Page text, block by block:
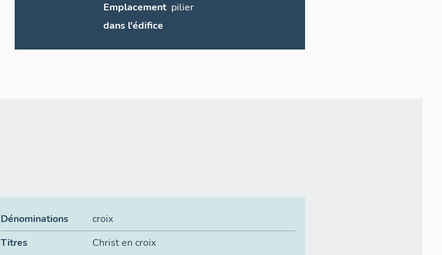
Emplacement
dans l'édifice
pilier
Dénominations
croix
Titres
Christ en croix